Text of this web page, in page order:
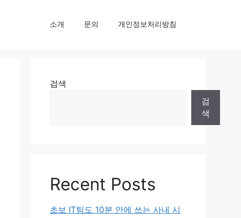
소개 문의 개인정보처리방침
검색
검
색
Recent Posts
초보 IT팀도 10분 안에 쓰는 사내 시